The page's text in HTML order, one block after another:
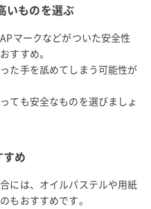
いものを選ぶ
マークなどがついた安全性
すすめ。
た手を舐めてしまう可能性が
ても安全なものを選びましょ
め
には、オイルパステルや用紙
もおすすめです。